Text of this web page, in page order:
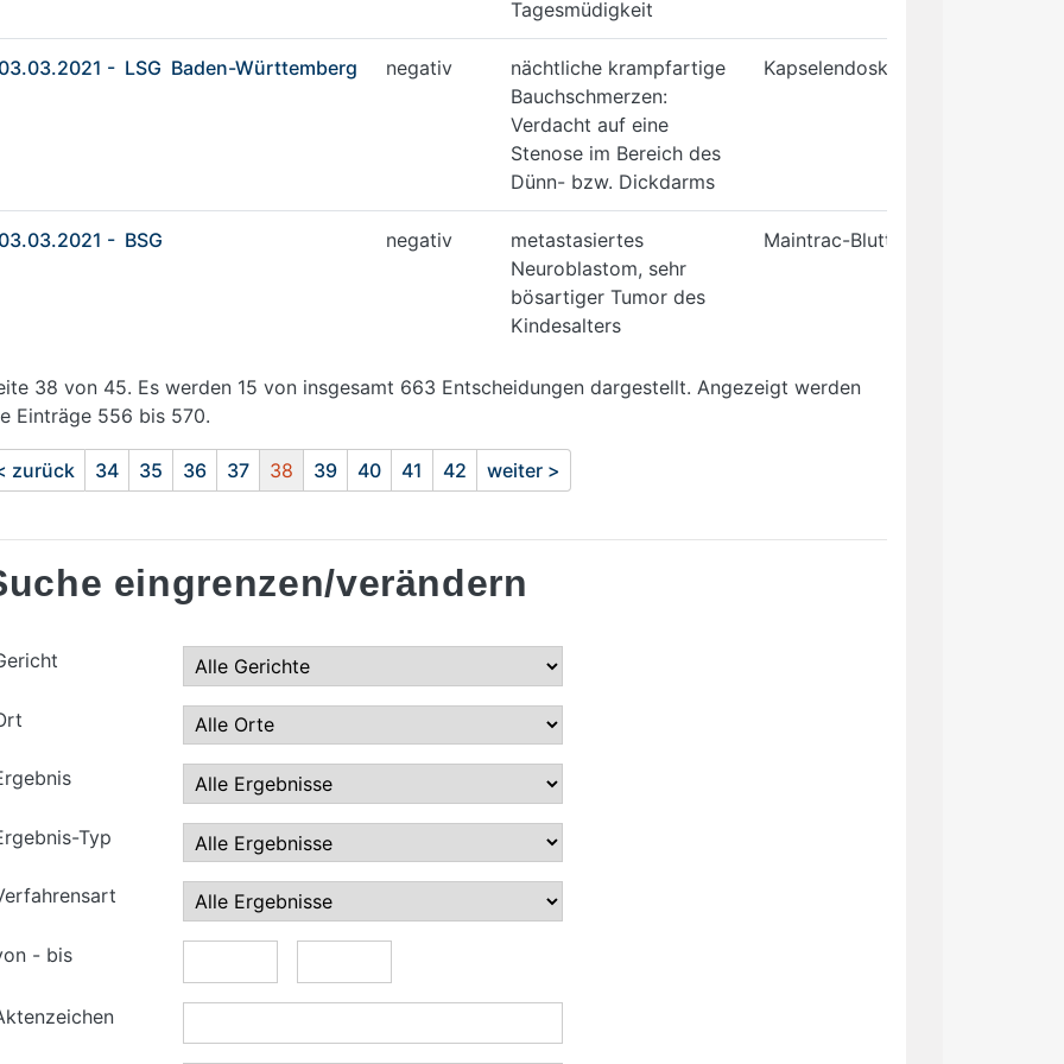
Tagesmüdigkeit
- LSG Baden-Württemberg negativ
nächtliche krampfartige
Bauchschmerzen:
Verdacht auf eine
Stenose im Bereich des
Dünn- bzw. Dickdarms
Kapselendoskopie einschließlich
- BSG negativ
metastasiertes
Neuroblastom, sehr
bösartiger Tumor des
Kindesalters
Maintrac-Bluttest
38 von 45. Es werden 15 von insgesamt 663 Entscheidungen dargestellt. Angezeigt werden
Einträge 556 bis 570.
zurück 34 35 36 37 38 39 40 41 42 weiter >
eingrenzen/verändern
Typ
- bis